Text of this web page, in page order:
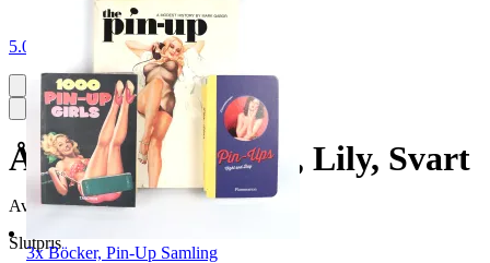
5.0
Åhlens, Golvlampa, Lily, Svart
Avslutad 24 maj 19:19
Slutpris
3x Böcker, Pin-Up Samling